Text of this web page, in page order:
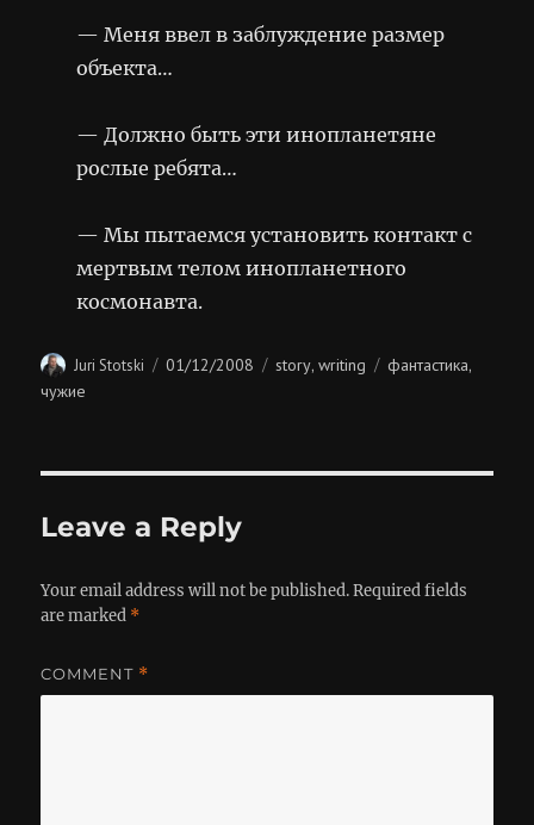
— Меня ввел в заблуждение размер
объекта…
— Должно быть эти инопланетяне
рослые ребята…
— Мы пытаемся установить контакт с
мертвым телом инопланетного
космонавта.
Author
Juri Stotski
Posted
01/12/2008 Categories
story,writing Tags
фантастика,
чужие
Leave a Reply
Your email address will not be published. Required fields
are marked *
COMMENT *